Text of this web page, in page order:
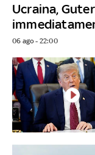
Ucraina,
06 ago - 22:00